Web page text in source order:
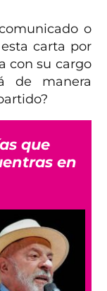
o
carta por
con su cargo
de manera
que
en